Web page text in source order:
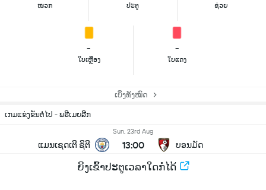
ໜວກ ປະຕູ ຊ່ວຍ
-
ໃບເຫຼືອງ
-
ໃບແດງ
ເບິ່ງທັງໝົດ
ເກມແຂ່ງຂັນຕໍ່ໄປ - ພຣີເມຍລີກ
ແມນເຊດເຕີ ຊິຕີ
Sun, 23rd Aug
13:00 ບອນມັດ
ຍິງເຂົ້າປະຕູເວລາໃດກໍໄດ້